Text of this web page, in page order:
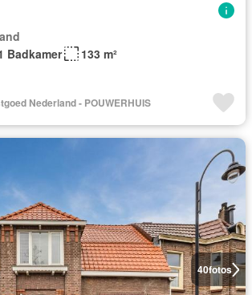
Badkamer
133 m²
Nederland - POUWERHUIS
40fotos